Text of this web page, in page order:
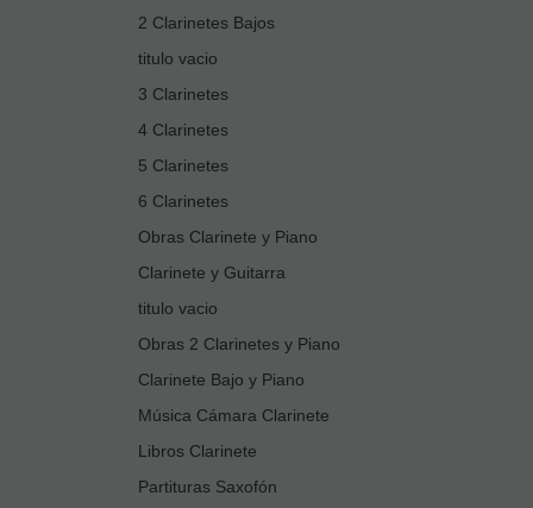
2 Clarinetes Bajos
titulo vacio
3 Clarinetes
4 Clarinetes
5 Clarinetes
6 Clarinetes
Obras Clarinete y Piano
Clarinete y Guitarra
titulo vacio
Obras 2 Clarinetes y Piano
Clarinete Bajo y Piano
Música Cámara Clarinete
Libros Clarinete
Partituras Saxofón